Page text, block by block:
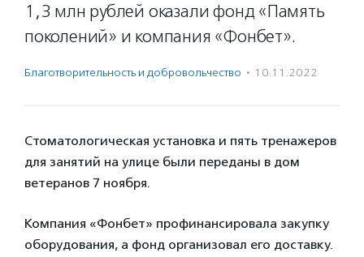
1,3 млн рублей оказали фонд «Память
поколений» и компания «Фонбет».
Благотвори­тель­ность и доброволь­чест­во · 10.11.2022
Стоматологическая установка и пять тренажеров
для занятий на улице были переданы в дом
ветеранов 7 ноября.
Компания «Фонбет» профинансировала закупку
оборудования, а фонд организовал его доставку.